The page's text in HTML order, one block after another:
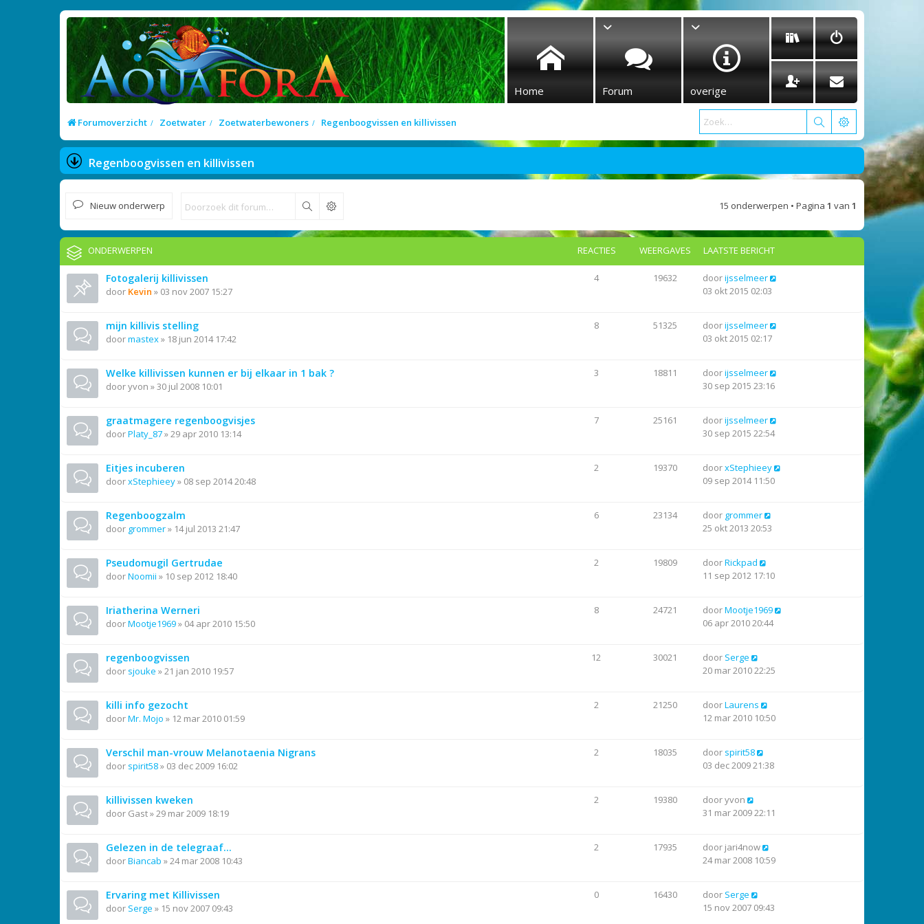
Home Forum overige
Forumoverzicht Zoetwater Zoetwaterbewoners Regenboogvissen en killivissen
Regenboogvissen en killivissen
Nieuw onderwerp Zoek 15 onderwerpen • Pagina 1 van 1
ONDERWERPEN REACTIES WEERGAVES LAATSTE BERICHT
Fotogalerij killivissen
door Kevin » 03 nov 2007 15:27
4 19632 doorijsselmeer
03 okt 2015 02:03
mijn killivis stelling
doormastex» 18 jun 2014 17:42
8 51325 doorijsselmeer
03 okt 2015 02:17
Welke killivissen kunnen er bij elkaar in 1 bak ?
dooryvon »30 jul 2008 10:01
3 18811 doorijsselmeer
30 sep 2015 23:16
graatmagere regenboogvisjes
doorPlaty_87»29 apr 2010 13:14
7 25161 doorijsselmeer
30 sep 2015 22:54
Eitjes incuberen
doorxStephieey» 08 sep 2014 20:48
2 19370 doorxStephieey
09 sep 2014 11:50
Regenboogzalm
door grommer» 14 jul 2013 21:47
6 23134 door grommer
25 okt 2013 20:53
Pseudomugil Gertrudae
doorNoomii » 10 sep 2012 18:40
2 19809 doorRickpad
11 sep 2012 17:10
Iriatherina Werneri
doorMootje1969» 04 apr 2010 15:50
8 24721 doorMootje1969
06 apr 2010 20:44
regenboogvissen
door sjouke »21 jan 2010 19:57
12 30021 door Serge
20 mar 2010 22:25
killi info gezocht
doorMr. Mojo » 12 mar 2010 01:59
2 21250 doorLaurens
12 mar 2010 10:50
Verschil man-vrouw Melanotaenia Nigrans
door spirit58» 03 dec 2009 16:02
2 18035 door spirit58
03 dec 2009 21:38
killivissen kweken
door Gast»29 mar 2009 18:19
2 19380 dooryvon
31 mar 2009 22:11
Gelezen in de telegraaf...
doorBiancab »24 mar 2008 10:43
2 17935 door jari4now
24 mar 2008 10:59
Ervaring met Killivissen
door Serge » 15 nov 2007 09:43
0 16430 door Serge
15 nov 2007 09:43